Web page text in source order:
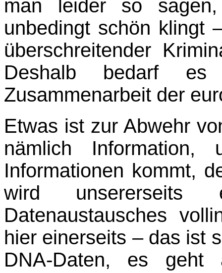
man leider so
unbedingt schön klingt
überschreiten­der
Deshalb bedarf es
Zusammenarbeit der
Etwas ist zur Abwehr
nämlich
Informationen kommt,
wird unsererseits
Datenaustausches
hier einerseits – das ist
DNA-Daten, es